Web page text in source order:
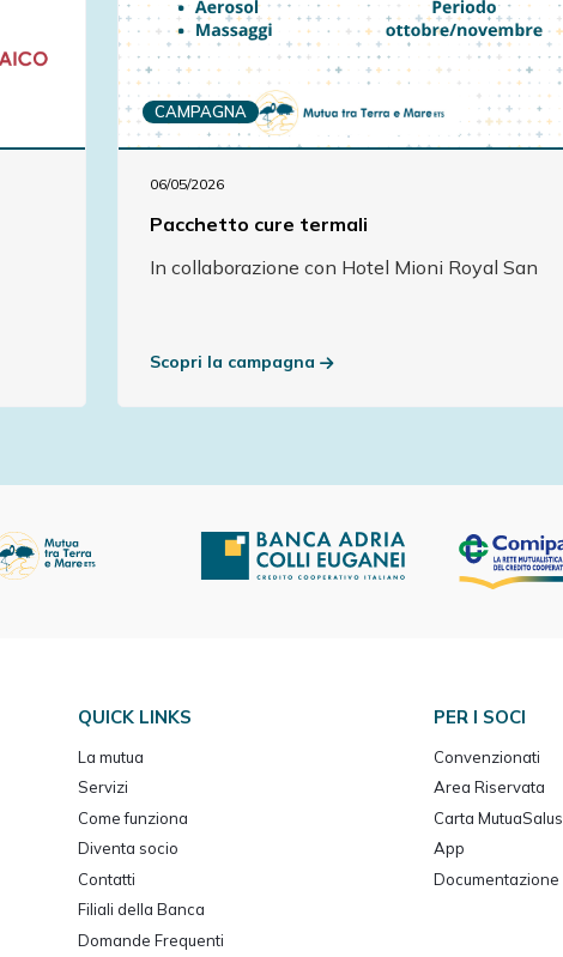
CAMPAGNA
06/05/2026
Pacchetto cure termali
In collaborazione con Hotel Mioni Royal San
Scopri la campagna
QUICK LINKS
La mutua
Servizi
Come funziona
Diventa socio
Contatti
Filiali della Banca
Domande Frequenti
PER I SOCI
Convenzionati
Area Riservata
Carta MutuaSalus
App
Documentazione